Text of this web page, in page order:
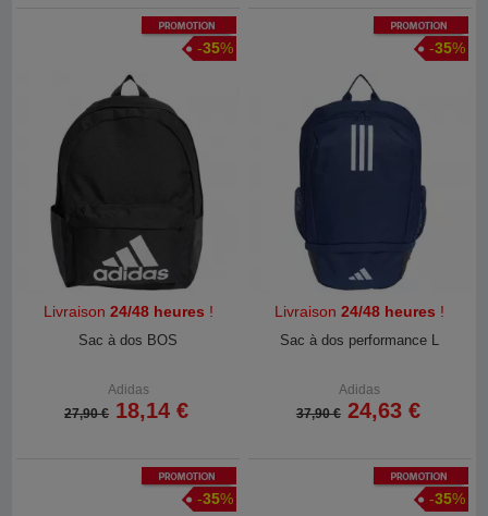
Promotion
-35%
Livraison 24/48 heures !
Sac à dos BOS
Adidas
27,90 € 18,14 €
Promotion
-35%
Livraison24/48 heures !
Sac à dos performance L
Adidas
37,90 € 24,63 €
Promotion
-35%
Promotion
-35%